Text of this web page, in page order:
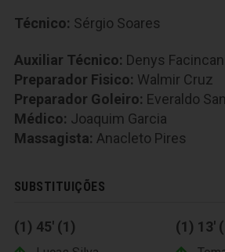
Técnico: Sérgio Soares
Auxiliar Técnico: Denys Facincani
Preparador Fisico: Walmir Cruz
Preparador Goleiro: Everaldo
Médico: Joaquim Garcia
Massagista: Anacleto Pires
SUBSTITUIÇÕES
(1) 45' (1) (1) 13'